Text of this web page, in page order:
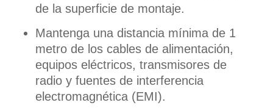
de la superficie de montaje.
Mantenga una distancia mínima de 1
metro de los cables de alimentación,
equipos eléctricos, transmisores de
radio y fuentes de interferencia
electromagnética (EMI).